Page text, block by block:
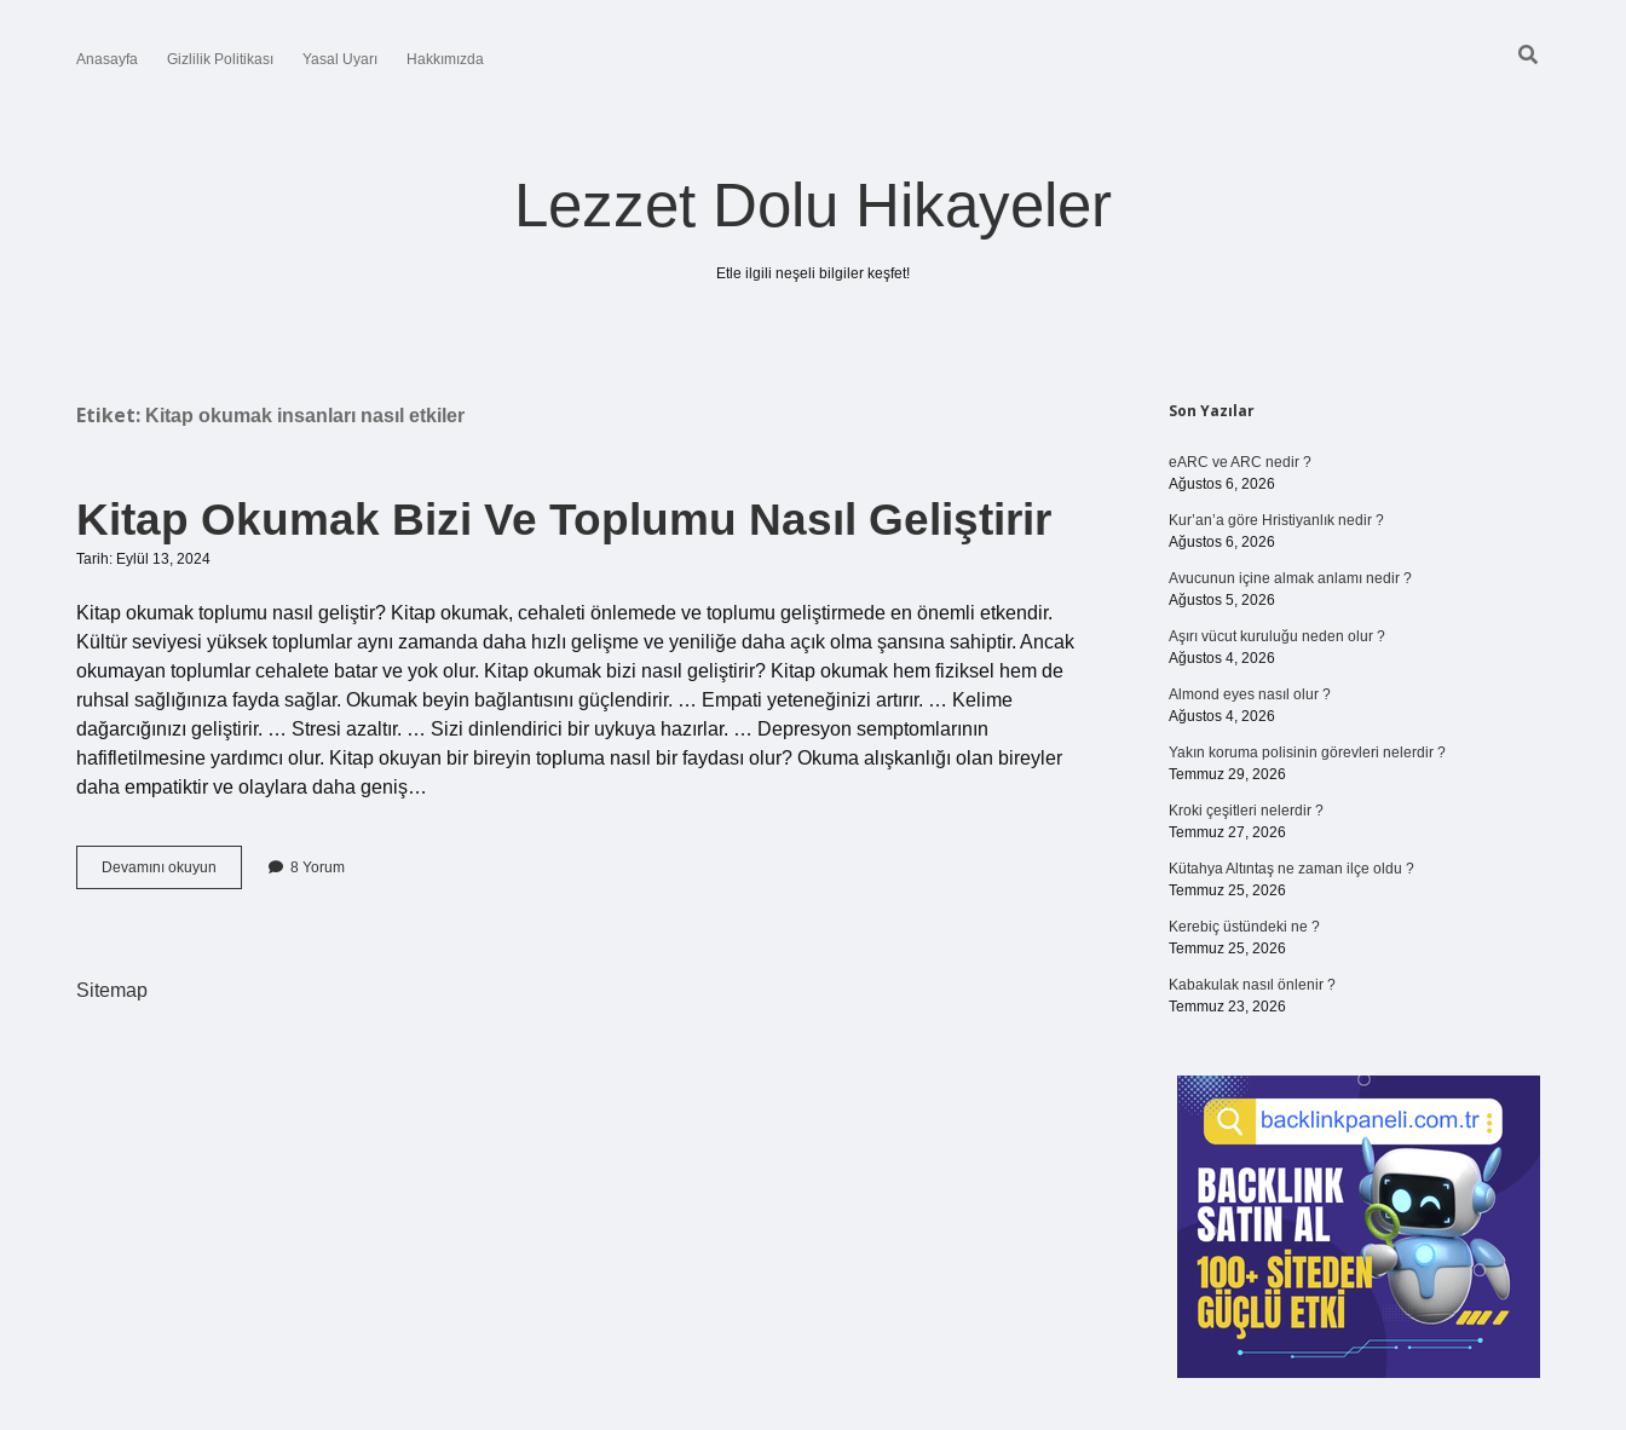
Anasayfa Gizlilik Politikası Yasal Uyarı Hakkımızda
Lezzet Dolu Hikayeler
Etle ilgili neşeli bilgiler keşfet!
Etiket: Kitap okumak insanları nasıl etkiler
Kitap Okumak Bizi Ve Toplumu Nasıl Geliştirir
Tarih: Eylül 13, 2024
Kitap okumak toplumu nasıl geliştir? Kitap okumak, cehaleti önlemede ve toplumu geliştirmede en önemli etkendir.
Kültür seviyesi yüksek toplumlar aynı zamanda daha hızlı gelişme ve yeniliğe daha açık olma şansına sahiptir. Ancak
okumayan toplumlar cehalete batar ve yok olur. Kitap okumak bizi nasıl geliştirir? Kitap okumak hem fiziksel hem de
ruhsal sağlığınıza fayda sağlar. Okumak beyin bağlantısını güçlendirir. … Empati yeteneğinizi artırır. … Kelime
dağarcığınızı geliştirir. … Stresi azaltır. … Sizi dinlendirici bir uykuya hazırlar. … Depresyon semptomlarının
hafifletilmesine yardımcı olur. Kitap okuyan bir bireyin topluma nasıl bir faydası olur? Okuma alışkanlığı olan bireyler
daha empatiktir ve olaylara daha geniş…
Devamını okuyun
Okumak
8 Yorum
Sitemap
Sidebar
Son Yazılar
eARC ve ARC nedir ?
Ağustos 6, 2026
Kur’an’a göre Hristiyanlık nedir ?
Ağustos 6, 2026
Avucunun içine almak anlamı nedir ?
Ağustos 5, 2026
Aşırı vücut kuruluğu neden olur ?
Ağustos 4, 2026
Almond eyes nasıl olur ?
Ağustos 4, 2026
Yakın koruma polisinin görevleri nelerdir ?
Temmuz 29, 2026
Kroki çeşitleri nelerdir ?
Temmuz 27, 2026
Kütahya Altıntaş ne zaman ilçe oldu ?
Temmuz 25, 2026
Kerebiç üstündeki ne ?
Temmuz 25, 2026
Kabakulak nasıl önlenir ?
Temmuz 23, 2026